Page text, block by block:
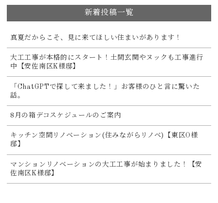
新着投稿一覧
真夏だからこそ、見に来てほしい住まいがあります！
大工工事が本格的にスタート！土間玄関やヌックも工事進行
中【安佐南区K様邸】
「ChatGPTで探して来ました！」お客様のひと言に驚いた
話。
8月の箱デコスケジュールのご案内
キッチン空間リノベーション(住みながらリノベ)【東区O様
邸】
マンションリノベーションの大工工事が始まりました！【安
佐南区K様邸】